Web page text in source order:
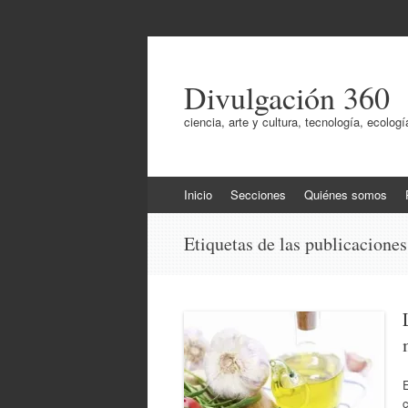
Divulgación 360
ciencia, arte y cultura, tecnología,
al
Inicio Secciones Quiénes somos
Etiquetas de las